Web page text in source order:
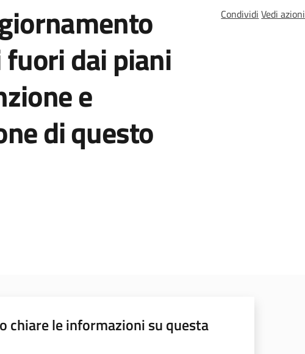
dai piani
e
di questo
Condividi Vedi azioni
chiare le informazioni su questa